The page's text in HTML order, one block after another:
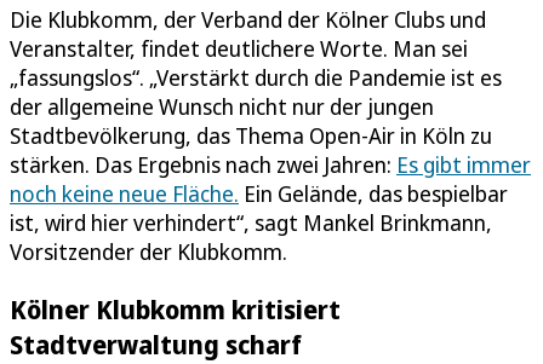
Die Klubkomm, der Verband der Kölner Clubs und
Veranstalter, findet deutlichere Worte. Man sei
„fassungslos“. „Verstärkt durch die Pandemie ist es
der allgemeine Wunsch nicht nur der jungen
Stadtbevölkerung, das Thema Open-Air in Köln zu
stärken. Das Ergebnis nach zwei Jahren: Es gibt immer
noch keine neue Fläche. Ein Gelände, das bespielbar
ist, wird hier verhindert“, sagt Mankel Brinkmann,
Vorsitzender der Klubkomm.
Kölner Klubkomm kritisiert
Stadtverwaltung scharf